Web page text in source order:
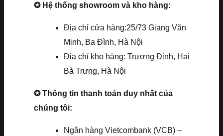
✪ Hệ thống showroom và kho hàng:
Địa chỉ cửa hàng:25/73 Giang Văn
Minh, Ba Đình, Hà Nội
Địa chỉ kho hàng: Trương Định, Hai
Bà Trưng, Hà Nội
✪ Thông tin thanh toán duy nhất của
chúng tôi:
Ngân hàng Vietcombank (VCB) –